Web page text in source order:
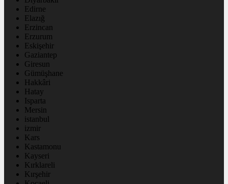
Edirne
Elazığ
Erzincan
Erzurum
Eskişehir
Gaziantep
Giresun
Gümüşhane
Hakkâri
Hatay
Isparta
Mersin
istanbul
izmir
Kars
Kastamonu
Kayseri
Kırklareli
Kırşehir